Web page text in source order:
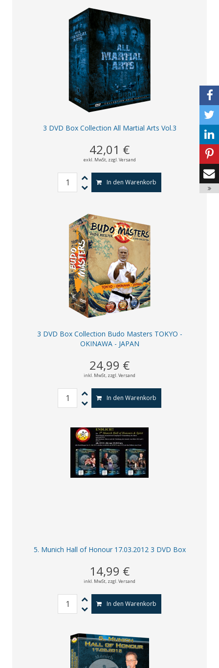
3 DVD Box Collection All Martial Arts Vol.3
42,01 €
exkl. MwSt, zzgl. Versand
In den Warenkorb
3 DVD Box Collection Budo Masters TOKYO -
OKINAWA - JAPAN
24,99 €
inkl. MwSt, zzgl. Versand
In den Warenkorb
5. Munich Hall of Honour 17.03.2012 3 DVD Box
14,99 €
inkl. MwSt, zzgl. Versand
In den Warenkorb